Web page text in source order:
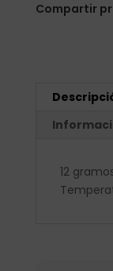
Compartir
12